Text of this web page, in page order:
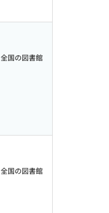
全国の図書館
全国の図書館